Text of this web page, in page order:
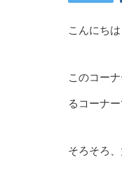
こんにち
このコー
るコーナー
そろそろ